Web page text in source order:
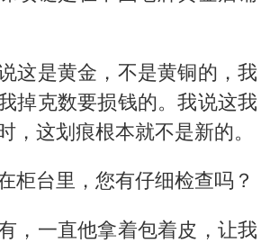
这是黄金，不是黄铜的，我
掉克数要损钱的。我说这我
，这划痕根本就不是新的。
柜台里，您有仔细检查吗？
，一直他拿着包着皮，让我